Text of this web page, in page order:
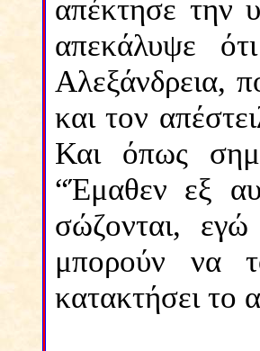
απέκτησε την
απεκάλυψε
Αλεξάνδρεια,
και τον
Και όπως
“Έμαθεν εξ
σώζονται,
μπορούν να
κατακτήσει το